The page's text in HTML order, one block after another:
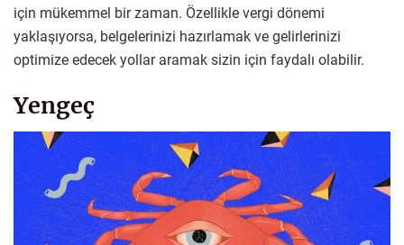
için mükemmel bir zaman. Özellikle vergi dönemi
yaklaşıyorsa, belgelerinizi hazırlamak ve gelirlerinizi
optimize edecek yollar aramak sizin için faydalı olabilir.
Yengeç